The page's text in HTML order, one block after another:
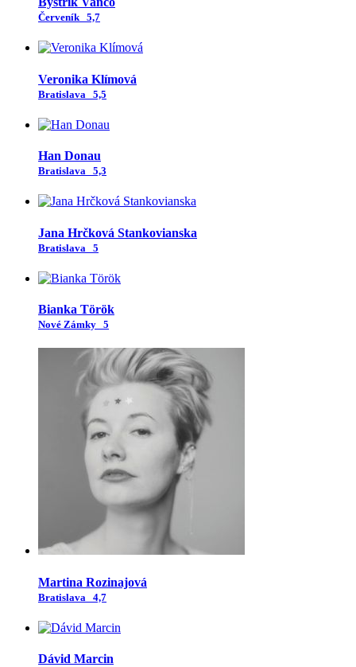
Červeník 5,7
Veronika Klímová
Bratislava 5,5
Han Donau
Bratislava 5,3
Jana Hrčková Stankovianska
Bratislava 5
Bianka Török
Nové Zámky 5
Martina Rozinajová
Bratislava 4,7
Dávid Marcin